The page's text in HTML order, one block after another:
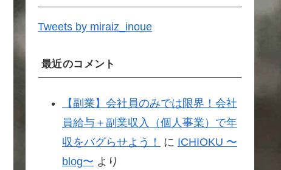
Tweets by miraiz_inoue
最近のコメント
【副業】会社員のみでは限界！会社
員給与＋副業収入（個人事業）で年
収をバグらせよう！
に ICHIOKU 〜
blog〜 より